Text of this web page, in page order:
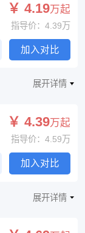
￥ 4.19万起
指导价：4.39万
加入对比
展开详情
￥ 4.39万起
指导价：4.59万
加入对比
展开详情